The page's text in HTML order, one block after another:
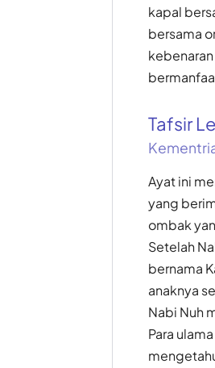
kapal
bersama
Tafsir
Ayat ini
yang
ombak
Setelah
bernama
anaknya
Nabi Nuh
Para